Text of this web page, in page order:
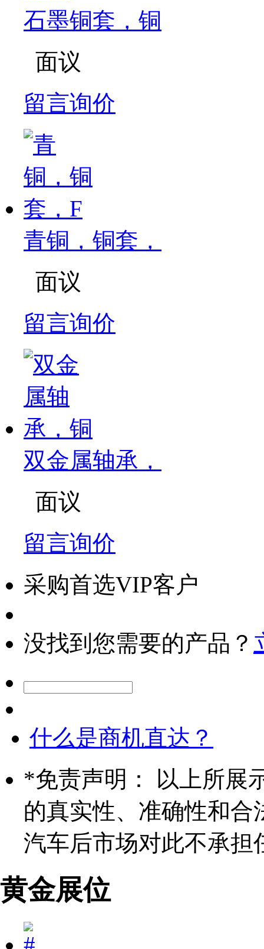
石墨铜套，铜
面议
留言询价
青铜，铜套，
面议
留言询价
双金属轴承，
面议
留言询价
采购首选VIP客户
没找到您需要的产品？
什么是商机直达？
*免责声明： 以上所展
的真实性、准确性和合
汽车后市场对此不承担
黄金展位